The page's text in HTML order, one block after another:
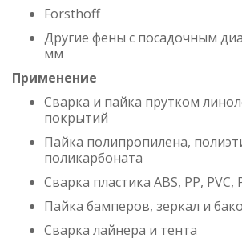
Forsthoff
Другие фены с посадочным
мм
Применение
Сварка и пайка прутком
покрытий
Пайка полипропилена,
поликарбоната
Сварка пластика ABS, PP, PVC,
Пайка бамперов, зеркал и
Сварка лайнера и тента